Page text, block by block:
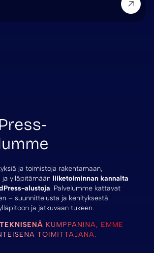
ja toimistoja rakentamaan,
ja ylläpitämään liiketoiminnan kannalta
alustoja. Palvelumme kattavat
– suunnittelusta ja kehityksestä
ja jatkuvaan tukeen.
TEKNISENÄ KUMPPANINA, EMME
TOIMITTAJANA.